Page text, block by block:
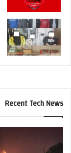
Recent Tech News